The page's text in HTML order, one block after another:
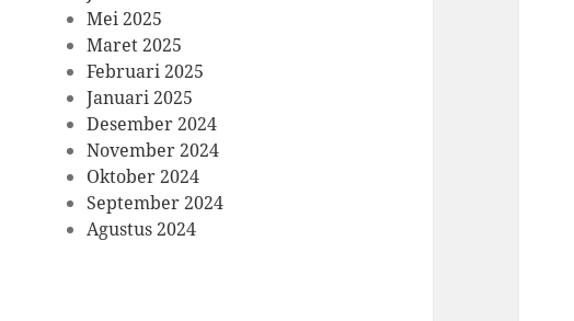
Mei 2025
Maret 2025
Februari 2025
Januari 2025
Desember 2024
November 2024
Oktober 2024
September 2024
Agustus 2024